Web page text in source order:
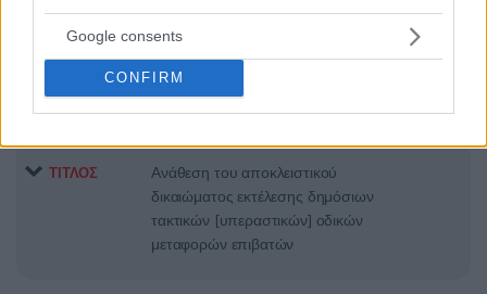
Google consents
CONFIRM
ΤΙΤΛΟΣ
Παροχή δημόσιας υπηρεσίας που
έχει επιβληθεί σε 14 τακτικές
αεροπορικές γραμμές
ΤΙΤΛΟΣ
Ανάθεση του αποκλειστικού
δικαιώματος εκτέλεσης δημόσιων
τακτικών [υπεραστικών] οδικών
μεταφορών επιβατών